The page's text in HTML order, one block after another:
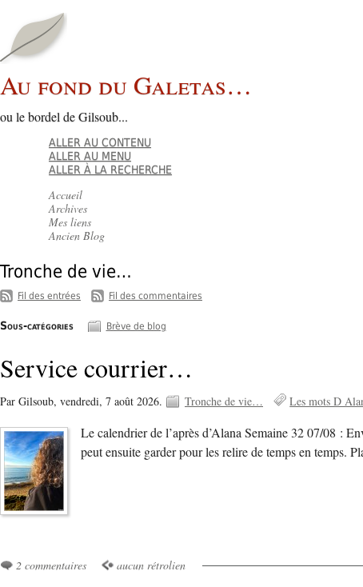
Au fond du Galetas…
ou le bordel de Gilsoub...
ALLER AU CONTENU
ALLER AU MENU
ALLER À LA RECHERCHE
Accueil
Archives
Mes liens
Ancien Blog
Tronche de vie…
Fil des entrées Fil des commentaires
Sous-catégories Brève de blog
Service courrier…
Par Gilsoub, vendredi, 7 août 2026. Tronche de vie… Les mots D
Le calendrier de l’après d’Alana Semaine 32 07/08 :
peut ensuite garder pour les relire de temps en
2 commentaires aucun rétrolien